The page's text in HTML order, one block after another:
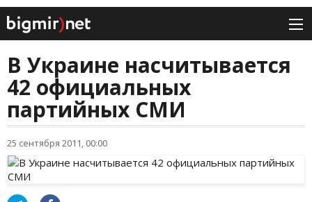
В Украине насчитывается
42 официальных
партийных СМИ
25 сентября 2011, 00:00